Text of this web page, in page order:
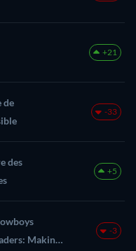
+21
de
-33
des
+5
Making
-3